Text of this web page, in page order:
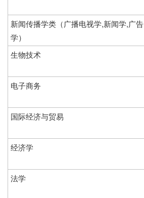
新闻传播学类（广播电视学,新闻学,广告
学）
生物技术
电子商务
国际经济与贸易
经济学
法学